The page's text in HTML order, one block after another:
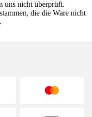
uns nicht überprüft.
die die Ware nicht